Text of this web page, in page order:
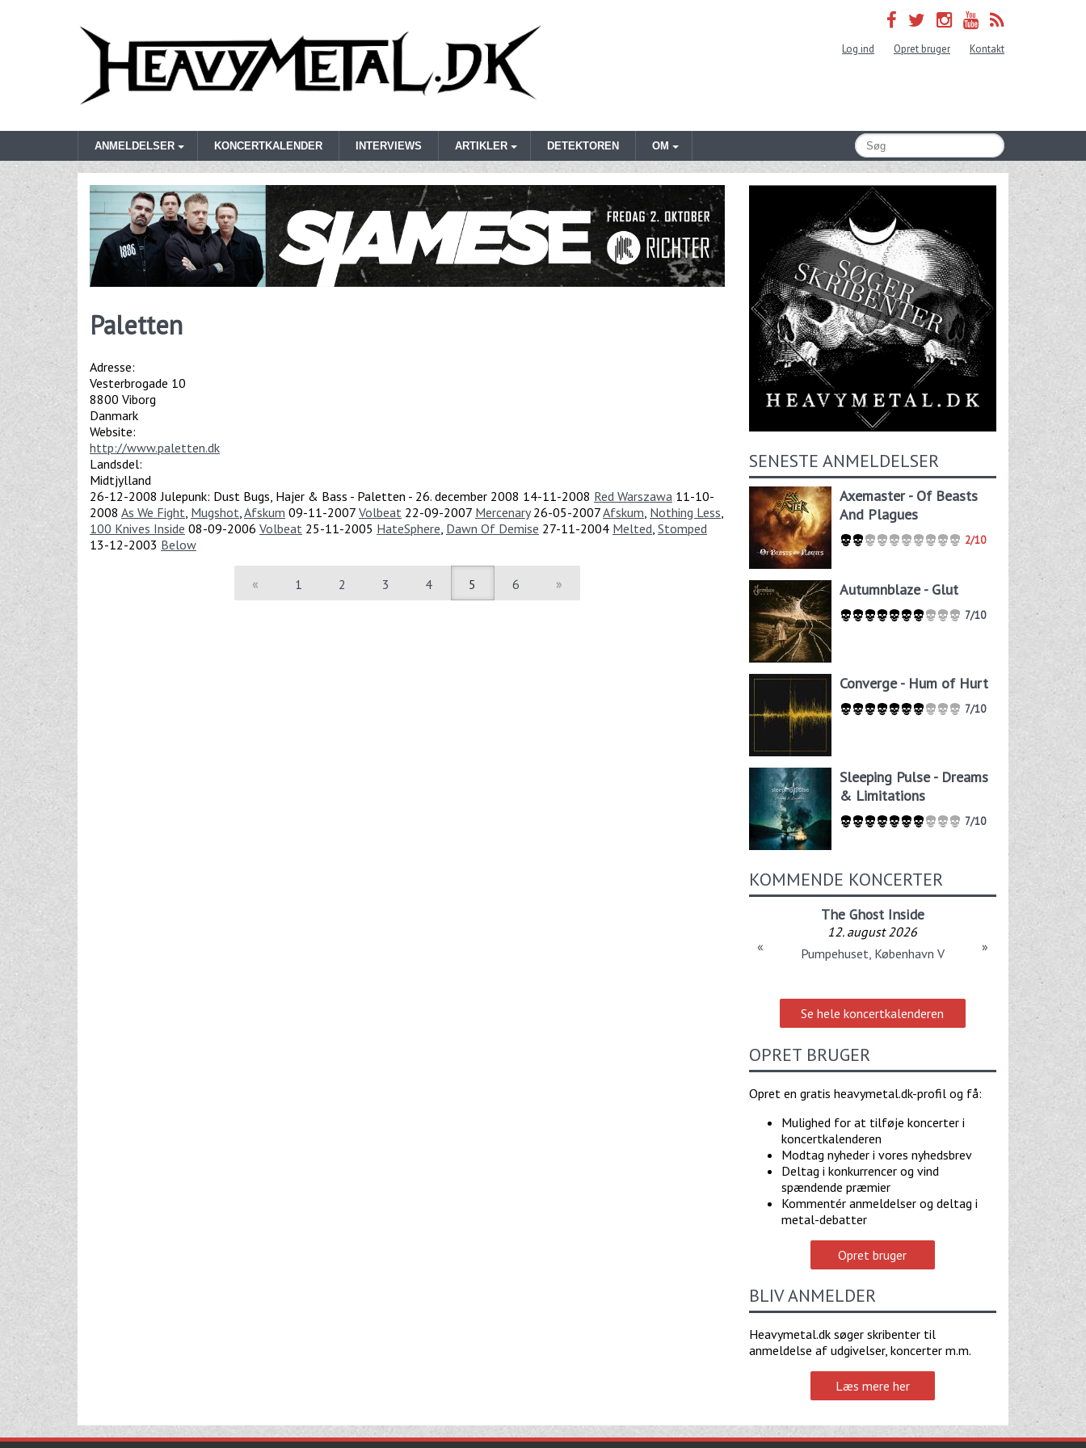
Log ind Opret bruger Kontakt
ANMELDELSER KONCERTKALENDER INTERVIEWS ARTIKLER DETEKTOREN OM
Paletten
Adresse:
Vesterbrogade 10
8800 Viborg
Danmark
Website:
http://www.paletten.dk
Landsdel:
Midtjylland
26-12-2008 Julepunk: Dust Bugs, Hajer & Bass - Paletten - 26. december 2008 14-11-2008 Red Warszawa 11-10-
2008 As We Fight, Mugshot,Afskum 09-11-2007 Volbeat 22-09-2007 Mercenary 26-05-2007Afskum, Nothing Less,
100 Knives Inside 08-09-2006 Volbeat 25-11-2005 HateSphere, Dawn Of Demise 27-11-2004 Melted, Stomped
13-12-2003 Below
« 1 2 3 4 5 6 »
SENESTE ANMELDELSER
Axemaster - Of Beasts
And Plagues
2/10
Autumnblaze - Glut
7/10
Converge - Hum of Hurt
7/10
Sleeping Pulse - Dreams
& Limitations
7/10
KOMMENDE KONCERTER
The Ghost Inside
12. august 2026
Pumpehuset, København V
« »
Se hele koncertkalenderen
OPRET BRUGER
Opret en gratis heavymetal.dk-profil og få:
Mulighed for at tilføje koncerter i
koncertkalenderen
Modtag nyheder i vores nyhedsbrev
Deltag i konkurrencer og vind
spændende præmier
Kommentér anmeldelser og deltag i
metal-debatter
Opret bruger
BLIV ANMELDER
Heavymetal.dk søger skribenter til
anmeldelse af udgivelser, koncerter m.m.
Læs mere her